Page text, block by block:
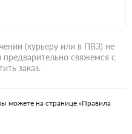
(курьеру или в ПВЗ) не
свяжемся с
заказ.
можете на странице «Правила